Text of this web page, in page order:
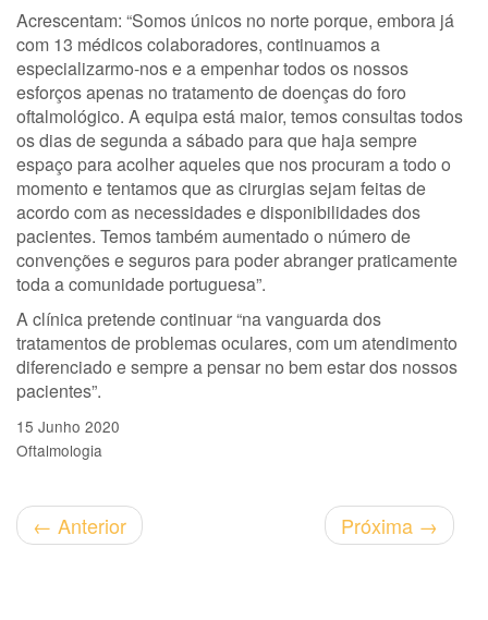
Acrescentam: “Somos únicos no norte porque, embora já
com 13 médicos colaboradores, continuamos a
especializarmo-nos e a empenhar todos os nossos
esforços apenas no tratamento de doenças do foro
oftalmológico. A equipa está maior, temos consultas todos
os dias de segunda a sábado para que haja sempre
espaço para acolher aqueles que nos procuram a todo o
momento e tentamos que as cirurgias sejam feitas de
acordo com as necessidades e disponibilidades dos
pacientes. Temos também aumentado o número de
convenções e seguros para poder abranger praticamente
toda a comunidade portuguesa”.
A clínica pretende continuar “na vanguarda dos
tratamentos de problemas oculares, com um atendimento
diferenciado e sempre a pensar no bem estar dos nossos
pacientes”.
15 Junho 2020
Oftalmologia
← Anterior Próxima →